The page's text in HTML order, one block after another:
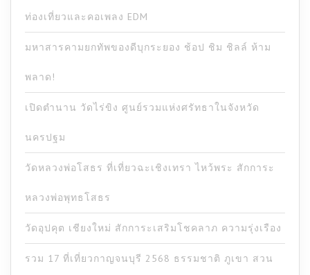
ท่องเที่ยวและคอเพลง EDM
มหาสารคามยกทัพของดีบุกระยอง ช้อป ชิม ชิลล์ ห้าม
พลาด!
เปิดตำนาน วัดไร่ขิง ศูนย์รวมแห่งศรัทธาในจังหวัด
นครปฐม
วัดหลวงพ่อโสธร ที่เที่ยวฉะเชิงเทรา ไหว้พระ สักการะ
หลวงพ่อพุทธโสธร
วัดอุปคุต เชียงใหม่ สักการะเสริมโชคลาภ ความรุ่งเรือง
รวม 17 ที่เที่ยวกาญจนบุรี 2568 ธรรมชาติ ภูเขา สวน